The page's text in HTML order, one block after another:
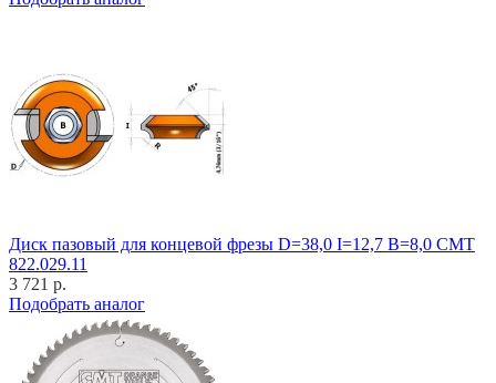
Диск пазовый для концевой фрезы D=38,0 I=12,7 B=8,0 CMT
822.029.11
3 721 р.
Подобрать аналог